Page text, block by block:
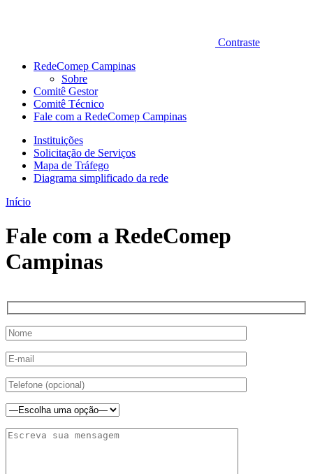
Contraste
RedeComep Campinas
Sobre
Comitê Gestor
Comitê Técnico
Fale com a RedeComep Campinas
Instituições
Solicitação de Serviços
Mapa de Tráfego
Diagrama simplificado da rede
Início
Fale com a RedeComep
Campinas